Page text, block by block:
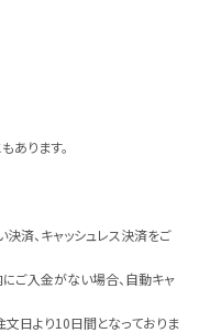
ります。
済、キャッシュレス決済をご
ご入金がない場合、自動キャ
日より10日間となっておりま